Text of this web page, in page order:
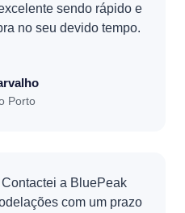
sendo rápido e
no seu devido tempo.
Porto
a BluePeak
com um prazo